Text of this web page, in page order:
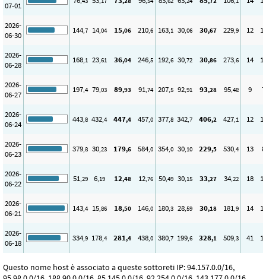
07-01
2026-
06-30
144,7 14,04 15,06 210,6 163,1 30,06 30,67 229,9 12
2026-
06-28
168,1 23,61 36,04 246,5 192,6 30,72 30,86 273,6 14
2026-
06-27
197,4 79,03 89,93 91,74 207,5 92,91 93,28 95,48 9 7
2026-
06-24
443,8 432,4 447,4 457,0 377,8 342,7 406,2 427,1 12
2026-
06-23
379,8 30,23 179,6 584,0 354,0 30,10 229,5 530,4 13 8
2026-
06-22
51,29 6,19 12,48 12,76 50,49 30,15 33,27 34,22 18
2026-
06-21
143,4 15,86 18,50 146,0 180,3 28,59 30,18 181,9 14
2026-
06-18
334,9 178,4 281,4 438,0 380,7 199,6 328,1 509,3 41
Questo nome host è associato a queste sottoreti IP: 94.157.0.0/16,